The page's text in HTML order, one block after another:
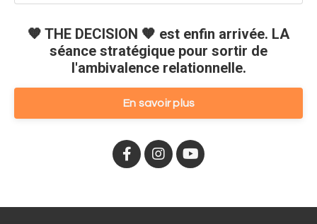
🧡 THE DECISION 🧡 est enfin arrivée. LA
séance stratégique pour sortir de
l'ambivalence relationnelle.
En savoir plus